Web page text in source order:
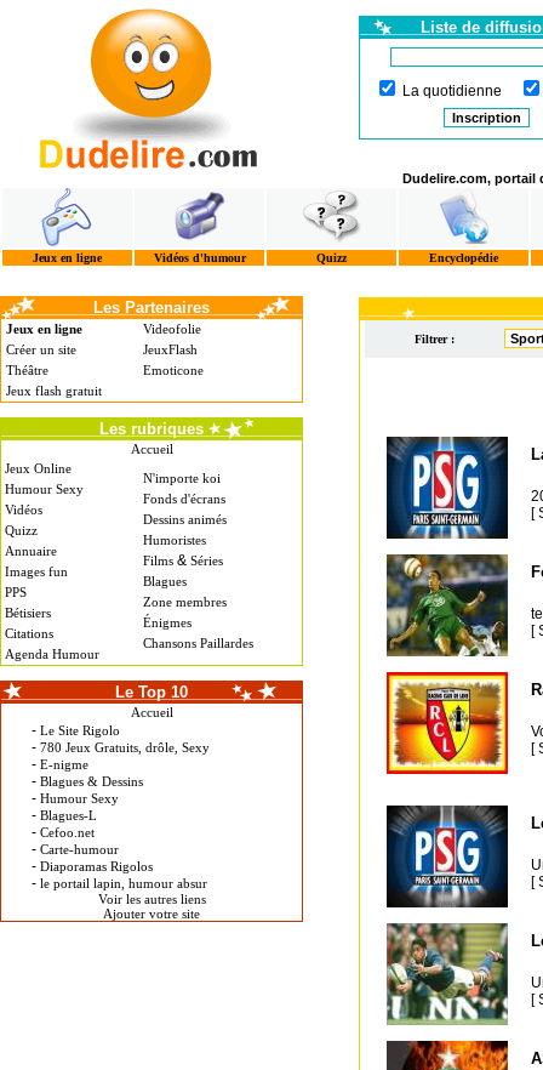
Liste de
La quotidienne
Dudelire.com, portail
Jeux en ligne Vidéos d'humour Quizz Encyclopédie
Les Partenaires
Jeux en ligne
Créer un site
Théâtre
Jeux flash gratuit
Videofolie
JeuxFlash
Emoticone
Les rubriques
Accueil
Jeux Online
Humour Sexy
Vidéos
Quizz
Annuaire
Images fun
PPS
Bétisiers
Citations
Agenda Humour
N'importe koi
Fonds d'écrans
Dessins animés
Humoristes
Films & Séries
Blagues
Zone membres
Énigmes
Chansons Paillardes
Le Top 10
Accueil
- Le Site Rigolo
- 780 Jeux Gratuits, drôle, Sexy
- E-nigme
- Blagues & Dessins
- Humour Sexy
- Blagues-L
- Cefoo.net
- Carte-humour
- Diaporamas Rigolos
- le portail lapin, humour absur
Voir les autres liens
Ajouter votre site
Filtrer :
[
[
[
[
[